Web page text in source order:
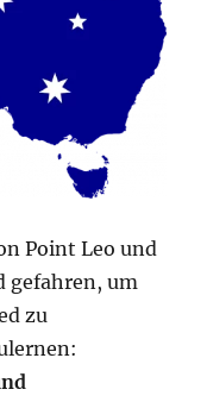
Point Leo und
gefahren, um
zu